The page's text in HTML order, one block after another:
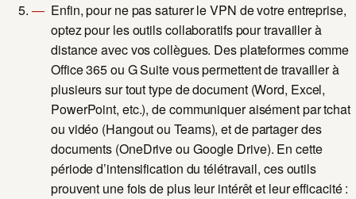
Enfin, pour ne pas saturer le VPN de votre entreprise,
optez pour les outils collaboratifs pour travailler à
distance avec vos collègues. Des plateformes comme
Office 365 ou G Suite vous permettent de travailler à
plusieurs sur tout type de document (Word, Excel,
PowerPoint, etc.), de communiquer aisément par tchat
ou vidéo (Hangoutou Teams), et de partager des
documents (OneDrive ou Google Drive). En cette
période d’intensification du télétravail, ces outils
prouvent une fois de plus leur intérêt et leur efficacité :